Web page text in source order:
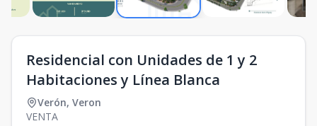
Residencial con Unidades de 1 y 2
Habitaciones y Línea Blanca
Verón, Veron
VENTA